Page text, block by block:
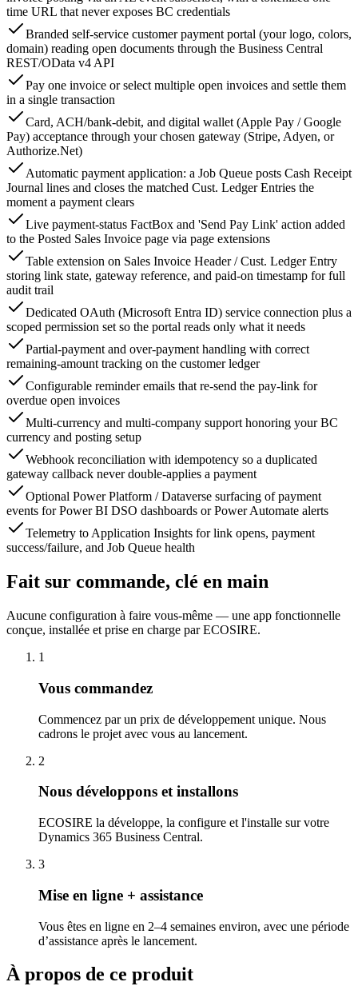
time URL that never exposes BC credentials
Branded self-service customer payment portal (your logo, colors,
domain) reading open documents through the Business Central
REST/OData v4 API
Pay one invoice or select multiple open invoices and settle them
in a single transaction
Card, ACH/bank-debit, and digital wallet (Apple Pay / Google
Pay) acceptance through your chosen gateway (Stripe, Adyen, or
Authorize.Net)
Automatic payment application: a Job Queue posts Cash Receipt
Journal lines and closes the matched Cust. Ledger Entries the
moment a payment clears
Live payment-status FactBox and 'Send Pay Link' action added
to the Posted Sales Invoice page via page extensions
Table extension on Sales Invoice Header / Cust. Ledger Entry
storing link state, gateway reference, and paid-on timestamp for full
audit trail
Dedicated OAuth (Microsoft Entra ID) service connection plus a
scoped permission set so the portal reads only what it needs
Partial-payment and over-payment handling with correct
remaining-amount tracking on the customer ledger
Configurable reminder emails that re-send the pay-link for
overdue open invoices
Multi-currency and multi-company support honoring your BC
currency and posting setup
Webhook reconciliation with idempotency so a duplicated
gateway callback never double-applies a payment
Optional Power Platform / Dataverse surfacing of payment
events for Power BI DSO dashboards or Power Automate alerts
Telemetry to Application Insights for link opens, payment
success/failure, and Job Queue health
Fait sur commande, clé en main
Aucune configuration à faire vous-même — une app fonctionnelle
conçue, installée et prise en charge par ECOSIRE.
1
Vous commandez
Commencez par un prix de développement unique. Nous
cadrons le projet avec vous au lancement.
2
Nous développons et installons
ECOSIRE la développe, la configure et l'installe sur votre
Dynamics 365 Business Central.
3
Mise en ligne + assistance
Vous êtes en ligne en 2–4 semaines environ, avec une période
d’assistance après le lancement.
À propos de ce produit